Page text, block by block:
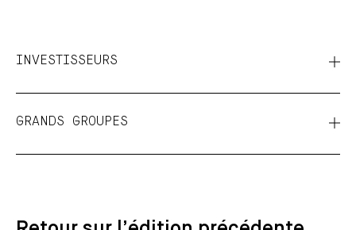
INVESTISSEURS
GRANDS GROUPES